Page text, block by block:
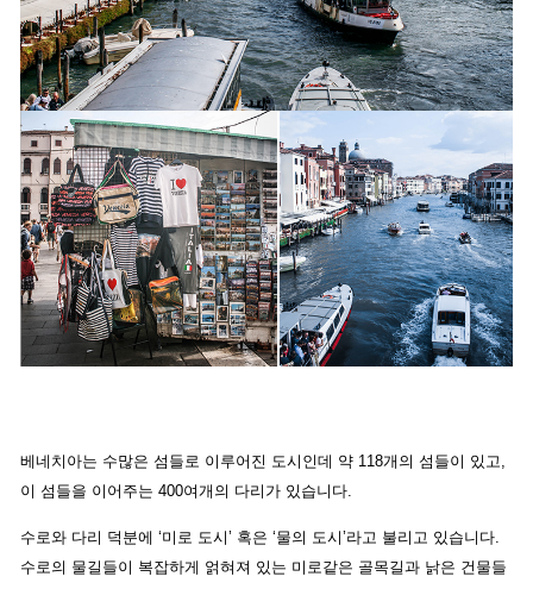
베네치아는 수많은 섬들로 이루어진 도시인데 약 118개의 섬들이 있고,
이 섬들을 이어주는 400여개의 다리가 있습니다.
수로와 다리 덕분에 ‘미로 도시’ 혹은 ‘물의 도시’라고 불리고 있습니다.
수로의 물길들이 복잡하게 얽혀져 있는 미로같은 골목길과 낡은 건물들